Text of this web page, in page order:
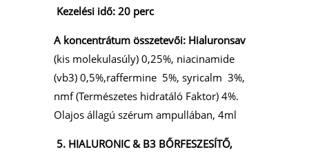
Kezelési idő: 20 perc
A koncentrátum összetevői: Hialuronsav
(kis molekulasúly) 0,25%, niacinamide
(vb3) 0,5%,raffermine 5%, syricalm 3%,
nmf (Természetes hidratáló Faktor) 4%.
Olajos állagú szérum ampullában, 4ml
5. HIALURONIC & B3 BŐRFESZESÍTŐ,